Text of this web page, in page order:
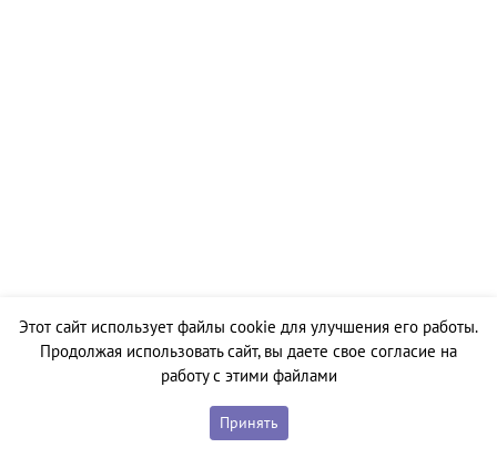
Этот сайт использует файлы cookie для улучшения его работы.
Продолжая использовать сайт, вы даете свое согласие на
работу с этими файлами
Принять